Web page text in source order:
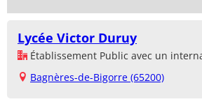
Lycée Victor Duruy
Établissement Public avec un
Bagnères-de-Bigorre (65200)